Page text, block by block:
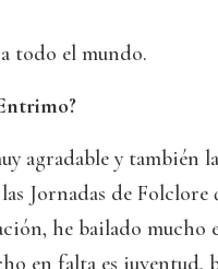
todo el mundo.
agradable y también
Jornadas de Folclore
he bailado mucho